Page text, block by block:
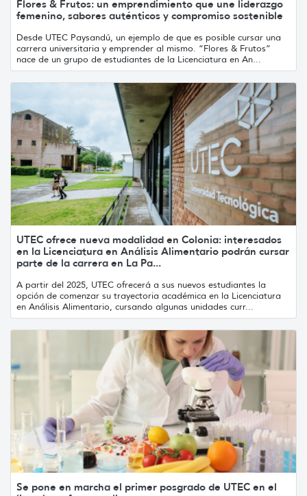
Flores & Frutos: un emprendimiento que une liderazgo
femenino, sabores auténticos y compromiso sostenible
Desde UTEC Paysandú, un ejemplo de que es posible cursar una
carrera universitaria y emprender al mismo. “Flores & Frutos”
nace de un grupo de estudiantes de la Licenciatura en An...
UTEC ofrece nueva modalidad en Colonia: interesados
en la Licenciatura en Análisis Alimentario podrán cursar
parte de la carrera en La Pa...
A partir del 2025, UTEC ofrecerá a sus nuevos estudiantes la
opción de comenzar su trayectoria académica en la Licenciatura
en Análisis Alimentario, cursando algunas unidades curr...
Se pone en marcha el primer posgrado de UTEC en el